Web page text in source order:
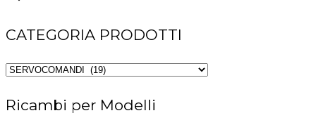
CATEGORIA PRODOTTI
Ricambi per Modelli